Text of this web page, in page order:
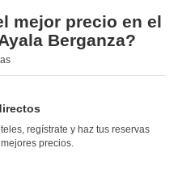
mejor precio en el
Berganza?
regístrate y haz tus reservas
precios.